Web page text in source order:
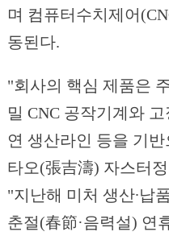
며 컴퓨터수치제어
동된다.
"회사의 핵심 제품은
밀 CNC 공작기계와
연 생산라인 등을 기
타오(張吉濤) 자스터
"지난해 미처 생산∙납
춘절(春節·음력설) 연